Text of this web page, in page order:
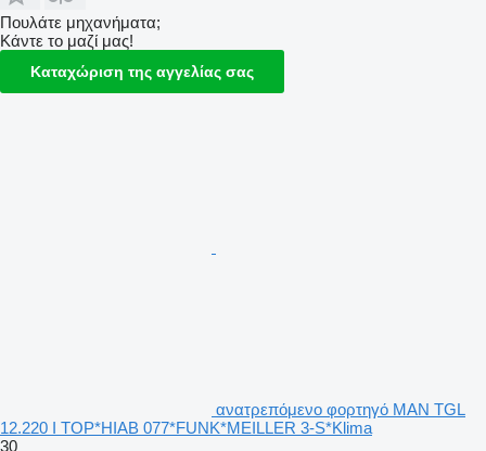
Πουλάτε μηχανήματα;
Κάντε το μαζί μας!
Καταχώριση της αγγελίας σας
ανατρεπόμενο φορτηγό MAN TGL
12.220 I TOP*HIAB 077*FUNK*MEILLER 3-S*Klima
30